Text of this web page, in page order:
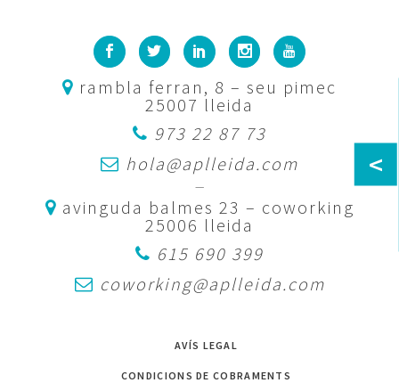
rambla ferran, 8 – seu pimec
25007 lleida
973 22 87 73
hola@aplleida.com
—
avinguda balmes 23 – coworking
25006 lleida
615 690 399
coworking@aplleida.com
AVÍS LEGAL
CONDICIONS DE COBRAMENTS
<